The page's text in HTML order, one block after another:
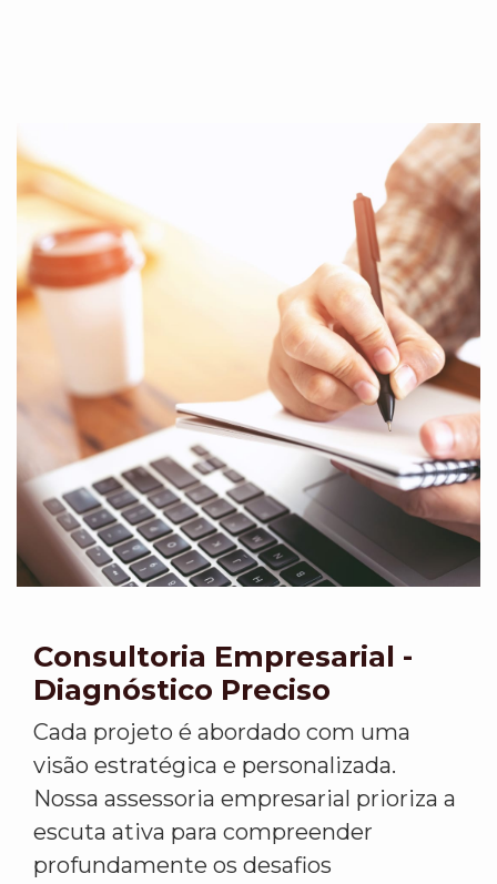
Consultoria Empresarial -
Diagnóstico Preciso
Cada projeto é abordado com uma
visão estratégica e personalizada.
Nossa assessoria empresarial prioriza a
escuta ativa para compreender
profundamente os desafios